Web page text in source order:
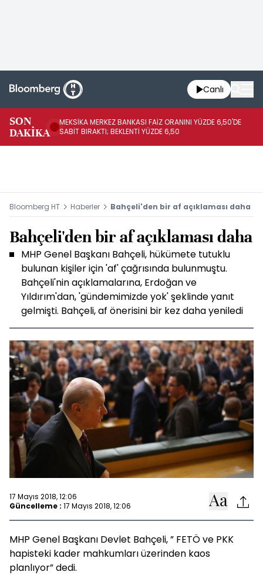
Canlı
SON
DAKİKA
MEKSİKA MERKEZ BANKASI FAİZ ORANINI YÜZDE 6,50'DE
SABİT BIRAKTI; BEKLENTİ YÜZDE 6,50
Bloomberg HT Haberler Bahçeli'den bir af açıklaması daha
Bahçeli'den bir af açıklaması daha
MHP Genel Başkanı Bahçeli, hükümete tutuklu
bulunan kişiler için 'af' çağrısında bulunmuştu.
Bahçeli'nin açıklamalarına, Erdoğan ve
Yıldırım'dan, 'gündemimizde yok' şeklinde yanıt
gelmişti. Bahçeli, af önerisini bir kez daha yeniledi
17 Mayıs 2018, 12:06
Güncelleme : 17 Mayıs 2018, 12:06
MHP Genel Başkanı Devlet Bahçeli, ” FETÖ ve PKK
hapisteki kader mahkumları üzerinden kaos
planlıyor” dedi.